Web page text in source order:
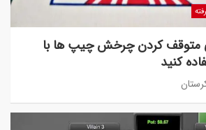
برای متوقف کردن چرخش چیپ ها با
کنید